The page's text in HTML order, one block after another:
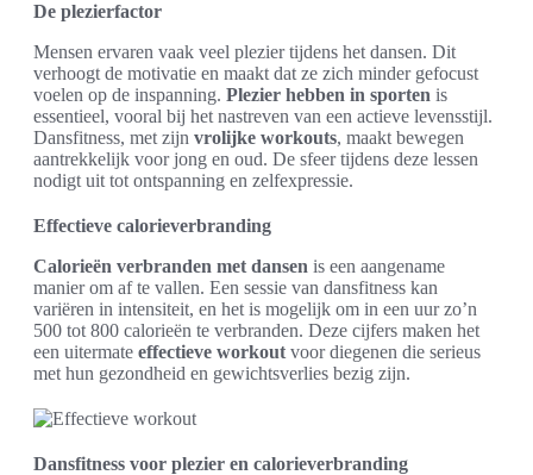
De plezierfactor
Mensen ervaren vaak veel plezier tijdens het dansen. Dit
verhoogt de motivatie en maakt dat ze zich minder gefocust
voelen op de inspanning. Plezier hebben in sporten is
essentieel, vooral bij het nastreven van een actieve levensstijl.
Dansfitness, met zijn vrolijke workouts, maakt bewegen
aantrekkelijk voor jong en oud. De sfeer tijdens deze lessen
nodigt uit tot ontspanning en zelfexpressie.
Effectieve calorieverbranding
Calorieën verbranden met dansen is een aangename
manier om af te vallen. Een sessie van dansfitness kan
variëren in intensiteit, en het is mogelijk om in een uur zo’n
500 tot 800 calorieën te verbranden. Deze cijfers maken het
een uitermate effectieve workout voor diegenen die serieus
met hun gezondheid en gewichtsverlies bezig zijn.
Dansfitness voor plezier en calorieverbranding